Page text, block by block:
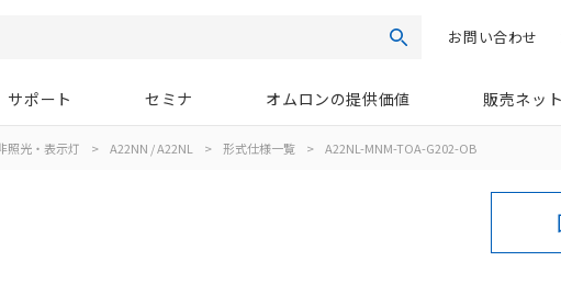
検索お問い合わせ
サポート セミナ オムロンの提供価値 販売ネッ
照光・表示灯 > A22NN / A22NL > 形式仕様一覧 > A22NL-MNM-TOA-G202-OB